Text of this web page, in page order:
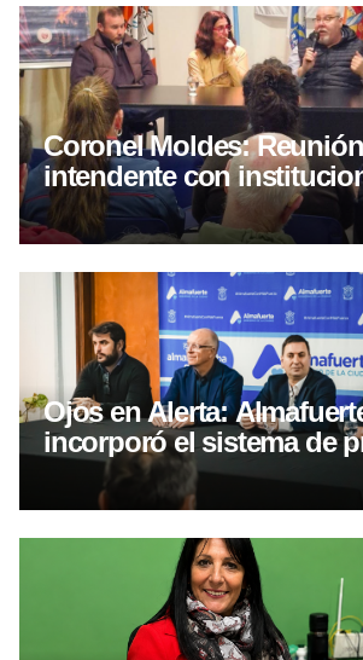
Coronel Moldes:
intendente con
coordinar acciones en
Ojos en Alerta:
incorporó el sistema de
por WhatsApp